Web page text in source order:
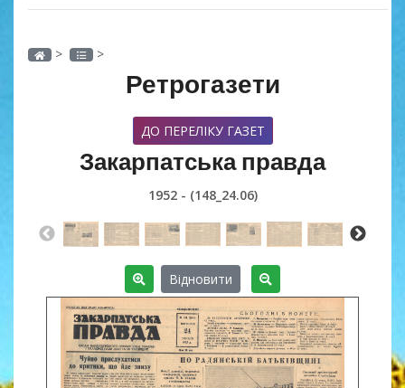
> >
Ретрогазети
ДО ПЕРЕЛІКУ ГАЗЕТ
Закарпатська правда
1952 - (148_24.06)
Відновити